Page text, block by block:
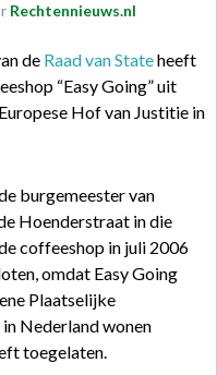
Rechtennieuws.nl
de Raad van Stateheeft
“Easy Going” uit
Hof van Justitie in
burgemeester van
Hoenderstraat in die
coffeeshop in juli 2006
omdat Easy Going
Plaatselijke
Nederland wonen
toegelaten.